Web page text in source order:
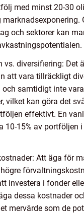
med minst 20-30
och sektorer kan
vs. diversifiering: Det
att vara tillräckligt
samtidigt inte
vilket kan göra det
effektivt. En
10-15% av portföljen
Att äga för
investera i fonder
dessa kostnader
mervärde som de